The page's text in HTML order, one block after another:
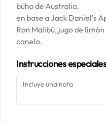
Redes sociales
Instagram
Facebook
Mi cuenta
Iniciar sesión
búho de Australia.
en base a Jack Daniel's
Ron Malibú, jugo de
canela.
Instrucciones